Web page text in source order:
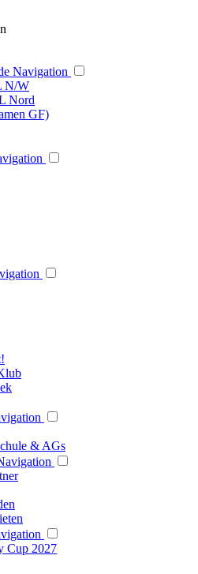
Navigation
N/W
Nord
GF)
& AGs
Cup 2027